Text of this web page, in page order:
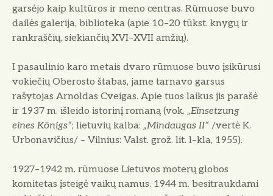
garsėjo kaip kultūros ir meno centras. Rūmuose buvo
dailės galerija, biblioteka (apie 10–20 tūkst. knygų ir
rankraščių, siekiančių XVI–XVII amžių).
I pasaulinio karo metais dvaro rūmuose buvo įsikūrusi
vokiečių Oberosto štabas, jame tarnavo garsus
rašytojas Arnoldas Cveigas. Apie tuos laikus jis parašė
ir 1937 m. išleido istorinį romaną (vok. „Einsetzung
eines Königs“; lietuvių kalba: „Mindaugas II“ /vertė K.
Urbonavičius/ – Vilnius: Valst. grož. lit. l–kla, 1955).
1927–1942 m. rūmuose Lietuvos moterų globos
komitetas įsteigė vaikų namus. 1944 m. besitraukdami